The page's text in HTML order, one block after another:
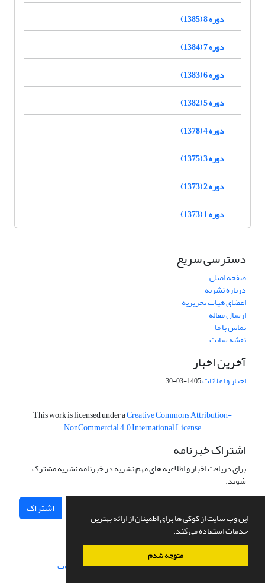
این وب سایت از کوکی ها برای اطمینان از ارائه بهترین
خدمات استفاده می کند.
متوجه شدم
دوره 8 (1385)
دوره 7 (1384)
دوره 6 (1383)
دوره 5 (1382)
دوره 4 (1378)
دوره 3 (1375)
دوره 2 (1373)
دوره 1 (1373)
دسترسی سریع
صفحه اصلی
درباره نشریه
اعضای هیات تحریریه
ارسال مقاله
تماس با ما
نقشه سایت
آخرین اخبار
اخبار و اعلانات1405-03-30
This work is licensed under aCreative Commons Attribution-
NonCommercial 4.0 International License
اشتراک خبرنامه
برای دریافت اخبار و اطلاعیه های مهم نشریه در خبرنامه نشریه مشترک
شوید.
اشتراک
سامانه مدیریت نشریات علمی.طراحی و پیاده سازی از سیناوب